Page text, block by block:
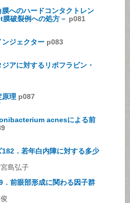
へのハードコンタクトレン
破裂例への処方－ p081
ンジェクター p083
アに対するリボフラビン・
原理 p087
acnesによる前
．若年白内障に対する多少
島弘子
．前眼部形成に関わる因子群